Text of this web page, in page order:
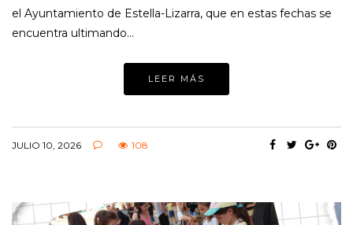
el Ayuntamiento de Estella-Lizarra, que en estas fechas se
encuentra ultimando…
LEER MÁS
JULIO 10, 2026 108